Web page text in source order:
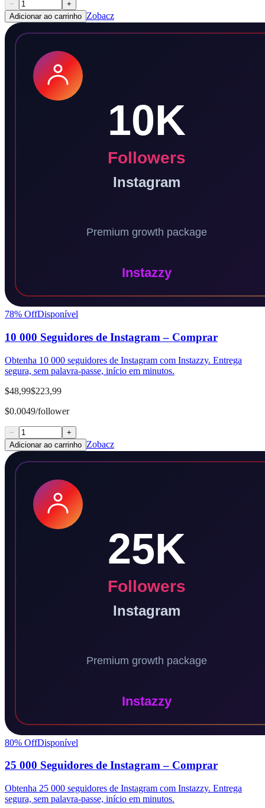
−
+
Adicionar ao carrinho Zobacz
78% OffDisponível
10 000 Seguidores de Instagram – Comprar
Obtenha 10 000 seguidores de Instagram com Instazzy. Entrega
segura, sem palavra-passe, início em minutos.
$48,99$223,99
$0.0049/follower
−
+
Adicionar ao carrinho Zobacz
80% OffDisponível
25 000 Seguidores de Instagram – Comprar
Obtenha 25 000 seguidores de Instagram com Instazzy. Entrega
segura, sem palavra-passe, início em minutos.